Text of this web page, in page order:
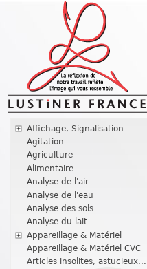
Affichage, Signalisation
Agitation
Agriculture
Alimentaire
Analyse de l'air
Analyse de l'eau
Analyse des sols
Analyse du lait
Appareillage & Matériel
Appareillage & Matériel CVC
Articles insolites, astucieux...